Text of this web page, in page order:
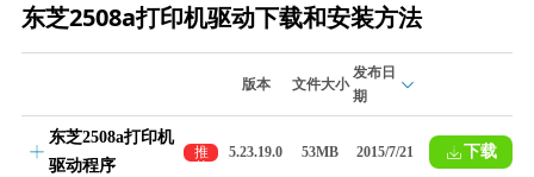
东芝2508a打印机驱动下载和安装方法
版本 文件大小
发布日
期
东芝2508a打印机
驱动程序
推
荐
5.23.19.0 53MB 2015/7/21 下载